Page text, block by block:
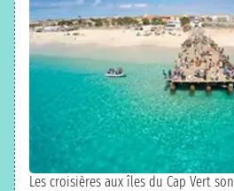
Les croisières aux îles du Cap Vert